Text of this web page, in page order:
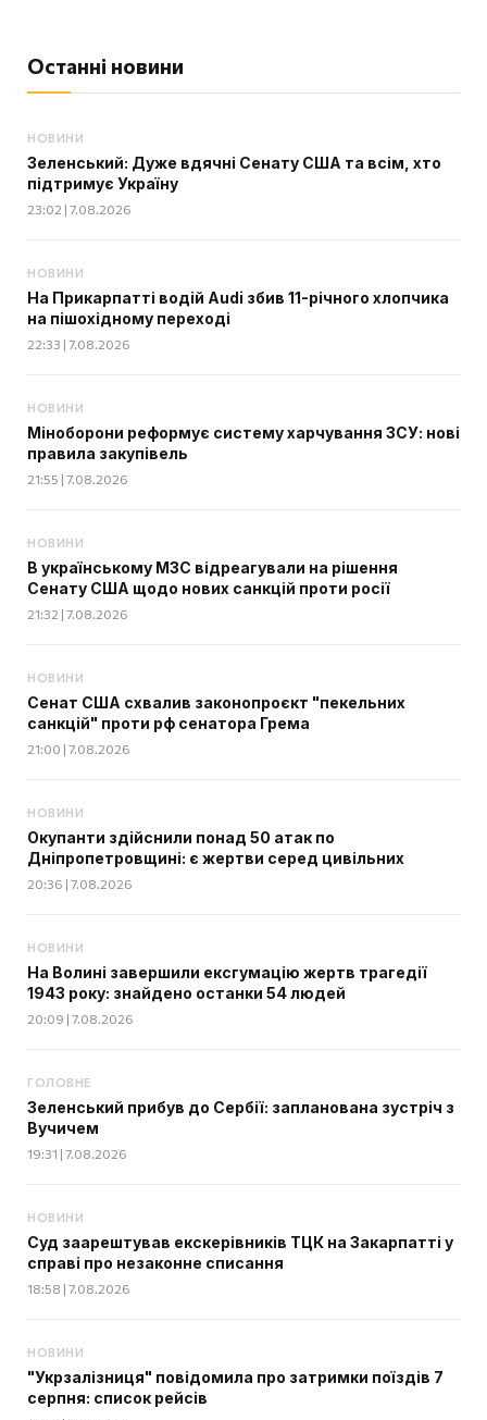
Останні новини
НОВИНИ
Зеленський: Дуже вдячні Сенату США та всім, хто
підтримує Україну
23:02 | 7.08.2026
НОВИНИ
На Прикарпатті водій Audi збив 11-річного хлопчика
на пішохідному переході
22:33 | 7.08.2026
НОВИНИ
Міноборони реформує систему харчування ЗСУ: нові
правила закупівель
21:55 | 7.08.2026
НОВИНИ
В українському МЗС відреагували на рішення
Сенату США щодо нових санкцій проти росії
21:32 | 7.08.2026
НОВИНИ
Сенат США схвалив законопроєкт "пекельних
санкцій" проти рф сенатора Грема
21:00 | 7.08.2026
НОВИНИ
Окупанти здійснили понад 50 атак по
Дніпропетровщині: є жертви серед цивільних
20:36 | 7.08.2026
НОВИНИ
На Волині завершили ексгумацію жертв трагедії
1943 року: знайдено останки 54 людей
20:09 | 7.08.2026
ГОЛОВНЕ
Зеленський прибув до Сербії: запланована зустріч з
Вучичем
19:31 | 7.08.2026
НОВИНИ
Суд заарештував екскерівників ТЦК на Закарпатті у
справі про незаконне списання
18:58 | 7.08.2026
НОВИНИ
"Укрзалізниця" повідомила про затримки поїздів 7
серпня: список рейсів